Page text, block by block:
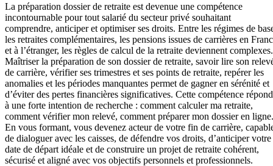
La préparation dossier de retraite est devenue une compétence
incontournable pour tout salarié du secteur privé souhaitant
comprendre, anticiper et optimiser ses droits. Entre les régimes de
les retraites complémentaires, les pensions issues de carrières en
et à l’étranger, les règles de calcul de la retraite deviennent complexes.
Maîtriser la préparation de son dossier de retraite, savoir lire son
de carrière, vérifier ses trimestres et ses points de retraite, repérer les
anomalies et les périodes manquantes permet de gagner en sérénité et
d’éviter des pertes financières significatives. Cette compétence répond
à une forte intention de recherche : comment calculer ma retraite,
comment vérifier mon relevé, comment préparer mon dossier en ligne.
En vous formant, vous devenez acteur de votre fin de carrière,
de dialoguer avec les caisses, de défendre vos droits, d’anticiper votre
date de départ idéale et de construire un projet de retraite cohérent,
sécurisé et aligné avec vos objectifs personnels et professionnels.